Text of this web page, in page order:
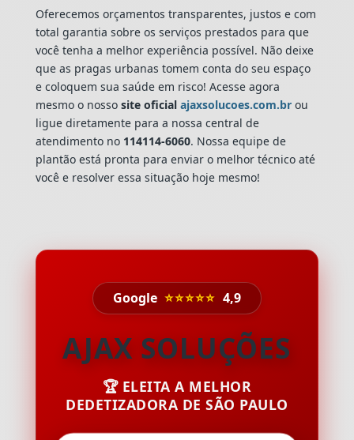
Oferecemos orçamentos transparentes, justos e com
total garantia sobre os serviços prestados para que
você tenha a melhor experiência possível. Não deixe
que as pragas urbanas tomem conta do seu espaço
e coloquem sua saúde em risco! Acesse agora
mesmo o nossosite oficial ajaxsolucoes.com.brou
ligue diretamente para a nossa central de
atendimento no 114114-6060. Nossa equipe de
plantão está pronta para enviar o melhor técnico até
você e resolver essa situação hoje mesmo!
Google ⭐⭐⭐⭐⭐ 4,9
AJAX SOLUÇÕES
🏆 ELEITA A MELHOR
DEDETIZADORA DE SÃO PAULO